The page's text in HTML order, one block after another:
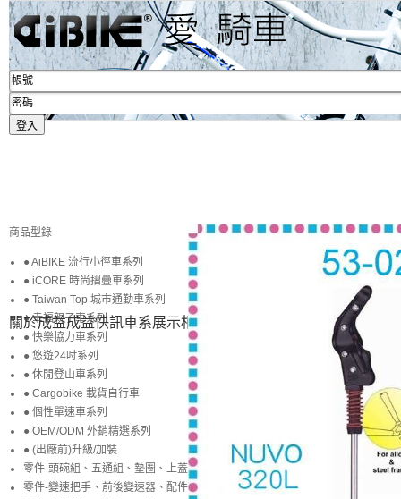
關於成益成益快訊車系展示相簿賞圖 賞車購車
商品型錄
● AiBIKE 流行小徑車系列
● iCORE 時尚摺疊車系列
● Taiwan Top 城市通勤車系列
● 幸福親子車系列
● 快樂協力車系列
● 悠遊24吋系列
● 休閒登山車系列
● Cargobike 載貨自行車
● 個性單速車系列
● OEM/ODM 外銷精選系列
● (出廠前)升級/加裝
零件-頭碗組、五通組、墊圈、上蓋
零件-變速把手、前後變速器、配件